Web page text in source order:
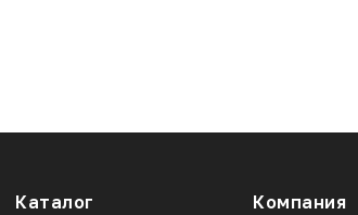
Каталог Компания